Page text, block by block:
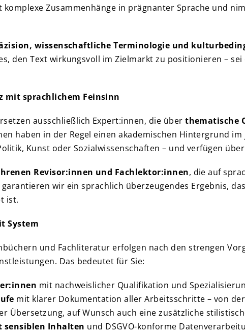
komplexe Zusammenhänge in prägnanter Sprache und
wissenschaftliche Terminologie und
den Text wirkungsvoll im Zielmarkt zu positionieren –
mit sprachlichem Feinsinn
ausschließlich Expert:innen, die überthematische
haben in der Regel einen akademischen Hintergrund im
Kunst oder Sozialwissenschaften – und verfügen
Revisor:innen und Fachlektor:innen, die auf
wir ein sprachlich überzeugendes Ergebnis,
ist.
System
und Fachliteratur erfolgen nach den strengen
Das bedeutet für Sie:
mit nachweislicher Qualifikation und
mit klarer Dokumentation aller Arbeitsschritte – von
Übersetzung, auf Wunsch auch eine zusätzliche
sensiblen Inhalten und DSGVO-konforme